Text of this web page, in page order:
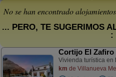
No se han encontrado
... PERO, TE SUGERIMOS
:
Cortijo El Zafiro
Vivienda turística en
km de Villanueva